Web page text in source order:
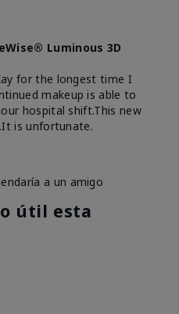
Luminous 3D
for the longest time I
makeup is able to
hospital shift.This new
is unfortunate.
a un amigo
útil esta